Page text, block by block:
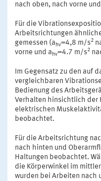
nach oben, nach vorne
Für die
Arbeitsrichtungen
gemessen (ahv=4,8 m/s2
vorne und ahv=4.7 m/s2
Im Gegensatz zu den auf
vergleichbaren
Bedienung des
Verhalten hinsichtlich der
elektrischen
beobachtet.
Für die Arbeitsrichtung
nach hinten und
Haltungen beobachtet.
die Körperwinkel im
wurden bei Arbeiten nach